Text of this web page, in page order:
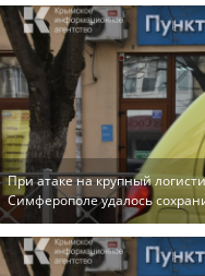
При атаке на крупный
Симферополе удалось